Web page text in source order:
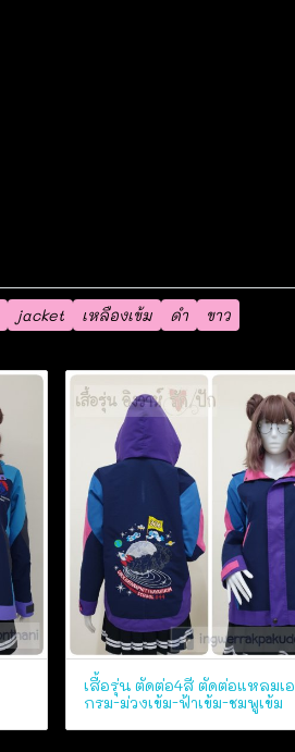
jacket เหลืองเข้ม ดำ ขาว
เสื้อรุ่น ตัดต่อ4สี ตัดต่อแหลมเ
กรม-ม่วงเข้ม-ฟ้าเข้ม-ชมพูเข้ม